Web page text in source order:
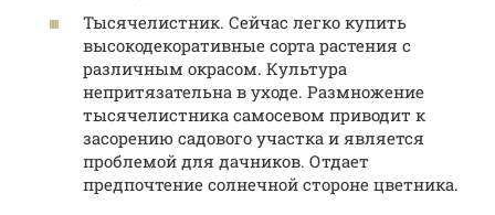
Тысячелистник. Сейчас легко купить
высокодекоративные сорта растения с
различным окрасом. Культура
непритязательна в уходе. Размножение
тысячелистника самосевом приводит к
засорению садового участка и является
проблемой для дачников. Отдает
предпочтение солнечной стороне цветника.